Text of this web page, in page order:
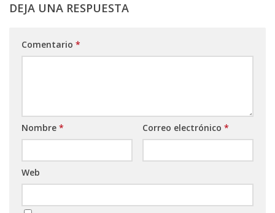
DEJA UNA RESPUESTA
Comentario *
Nombre * Correo electrónico *
Web